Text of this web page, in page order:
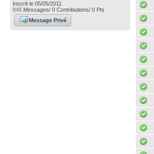
Inscrit le 05/05/2011
846 Messages/ 0 Contributions/ 0 Pts
Message Privé